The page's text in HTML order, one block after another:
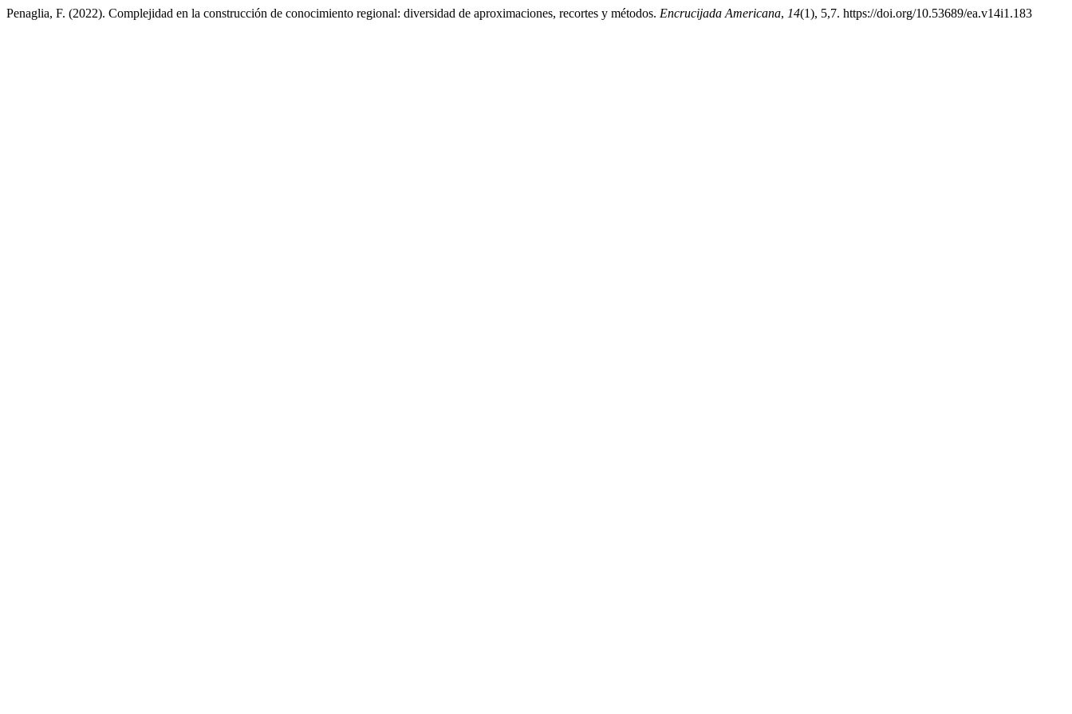
Penaglia, F. (2022). Complejidad en la construcción de conocimiento regional: diversidad de aproximaciones, recortes y métodos. Encrucijada Americana, 14(1), 5,7. https://doi.org/10.53689/ea.v14i1.183